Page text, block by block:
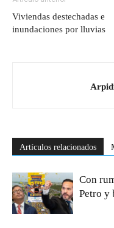
Viviendas destechadas e
inundaciones por lluvias
Artículos relacionados
Con
Petro y